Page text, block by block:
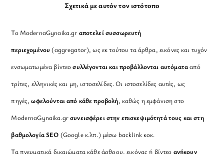
Σχετικά με αυτόν τον ιστότοπο
Το ModernaGynaika.gr αποτελεί συσσωρευτή
περιεχομένου (aggregator), ως εκ τούτου τα άρθρα, εικόνες και τυχόν
ενσωματωμένα βίντεοσυλλέγονται και προβάλλονται αυτόματααπό
τρίτες, ελληνικές και μη, ιστοσελίδες. Οι ιστοσελίδες αυτές, ως
πηγές,ωφελούνται από κάθε προβολή, καθώς η εμφάνιση στο
ModernaGynaika.grσυνεισφέρει στην επισκεψιμότητά τους και στη
βαθμολογία SEO (Google κ.λπ.) μέσω backlink κοκ.
Τα πνευματικά δικαιώματα κάθε άρθρου, εικόνας ή βίντεο ανήκουν